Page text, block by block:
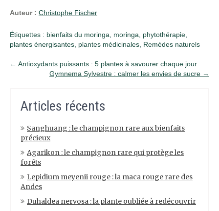
Auteur : Christophe Fischer
Étiquettes : bienfaits du moringa moringa phytothérapie
plantes énergisantes plantes médicinales Remèdes naturels
Post
navigation
← Antioxydants puissants : 5 plantes à savourer chaque jour
Gymnema Sylvestre : calmer les envies de sucre →
Articles récents
Sanghuang : le champignon rare aux bienfaits
précieux
Agarikon : le champignon rare qui protège les
forêts
Lepidium meyenii rouge : la maca rouge rare des
Andes
Duhaldea nervosa : la plante oubliée à redécouvrir